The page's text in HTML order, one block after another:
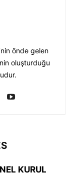
önde gelen
oluşturduğu
KURUL